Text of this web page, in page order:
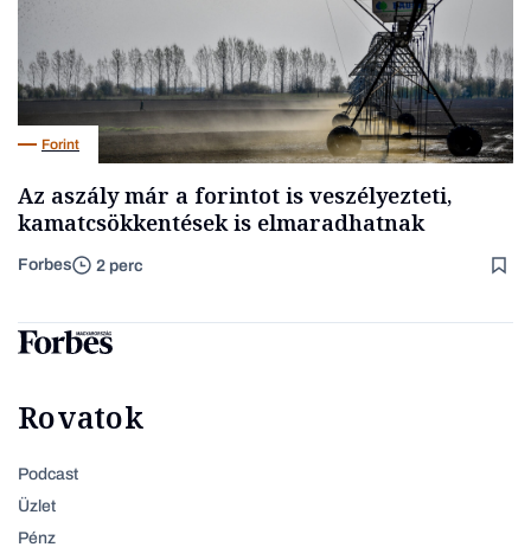
Forint
Az aszály már a forintot is veszélyezteti,
kamatcsökkentések is elmaradhatnak
Forbes 2 perc
Rovatok
Podcast
Üzlet
Pénz